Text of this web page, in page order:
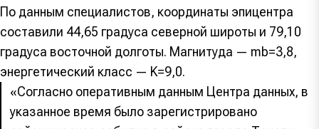
По данным специалистов, координаты эпицентра
составили 44,65 градуса северной широты и 79,10
градуса восточной долготы. Магнитуда — mb=3,8,
энергетический класс — K=9,0.
«Согласно оперативным данным Центра данных, в
указанное время было зарегистрировано